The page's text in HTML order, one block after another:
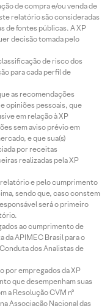
de compra e/ou venda de
relatório são consideradas
de fontes públicas. A XP
decisão tomada pelo
de risco dos
para cada perfil de
as recomendações
opiniões pessoais, que
em relação à XP
sem aviso prévio em
e que sua(s)
por receitas
realizadas pela XP
e pelo cumprimento
sendo que, caso constem
será o primeiro
ao cumprimento de
da APIMEC Brasil para o
dos Analistas de
por empregados da XP
que desempenham suas
a Resolução CVM nº
Associação Nacional das